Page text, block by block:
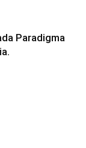
Paradigma